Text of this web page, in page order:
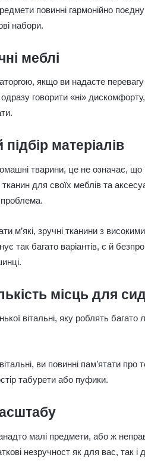
повинні гармонійно
набори.
меблі
якщо ви надасте
говорити «ні»
матеріалів
тварини, це не означає, що
для своїх меблів та
м’які, зручні тканини з
так багато варіантів, є й
місць для
вітальні, яку роблять багато
ви повинні пам’ятати
табурети або пуфики.
малі предмети, або ж
незручност як для вас, так і